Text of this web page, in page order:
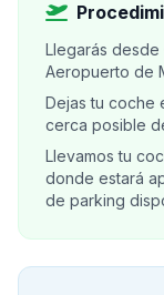
Llegarás desde
Aeropuerto de
Dejas tu coche
cerca posible
Llevamos tu
donde estará
de parking